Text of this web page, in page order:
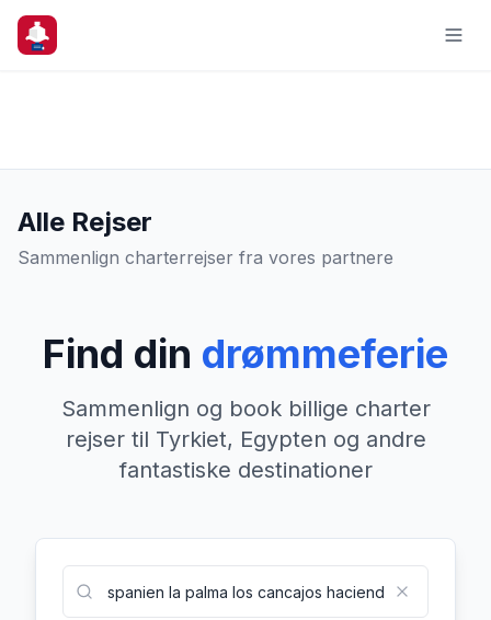
Alle Rejser
Sammenlign charterrejser fra vores partnere
Find din drømmeferie
Sammenlign og book billige charter
rejser til Tyrkiet, Egypten og andre
fantastiske destinationer